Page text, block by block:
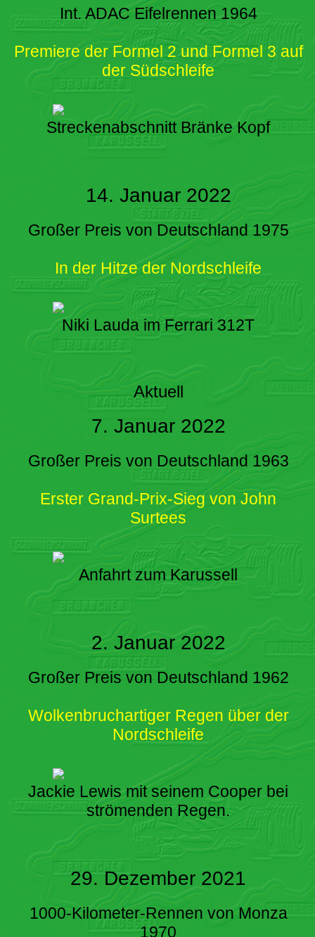
Int. ADAC Eifelrennen 1964
Premiere der Formel 2 und Formel 3 auf
der Südschleife
Streckenabschnitt Bränke Kopf
14. Januar 2022
Großer Preis von Deutschland 1975
In der Hitze der Nordschleife
Niki Lauda im Ferrari 312T
Aktuell
7. Januar 2022
Großer Preis von Deutschland 1963
Erster Grand-Prix-Sieg von John
Surtees
Anfahrt zum Karussell
2. Januar 2022
Großer Preis von Deutschland 1962
Wolkenbruchartiger Regen über der
Nordschleife
Jackie Lewis mit seinem Cooper bei
strömenden Regen.
29. Dezember 2021
1000-Kilometer-Rennen von Monza
1970